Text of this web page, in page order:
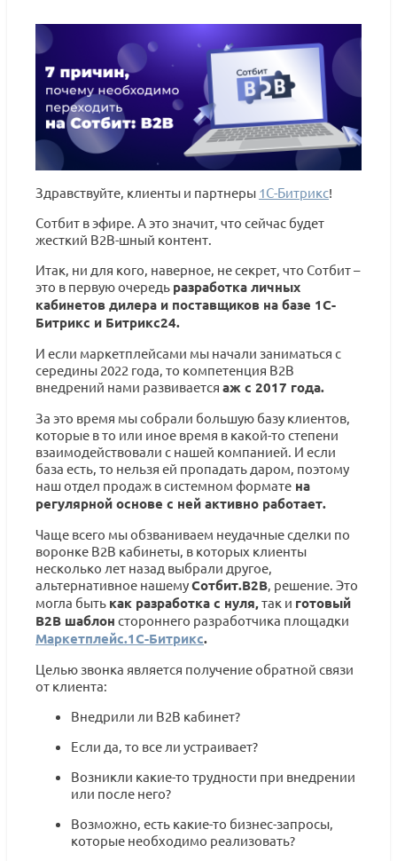
Здравствуйте, клиенты и партнеры 1С-Битрикс!
Сотбит в эфире. А это значит, что сейчас будет
жесткий B2B-шный контент.
Итак, ни для кого, наверное, не секрет, что Сотбит –
это в первую очередь разработка личных
кабинетов дилера и поставщиков на базе 1С-
Битрикс и Битрикс24.
И если маркетплейсами мы начали заниматься с
середины 2022 года, то компетенция B2B
внедрений нами развивается аж с 2017 года.
За это время мы собрали большую базу клиентов,
которые в то или иное время в какой-то степени
взаимодействовали с нашей компанией. И если
база есть, то нельзя ей пропадать даром, поэтому
наш отдел продаж в системном формате на
регулярной основе с ней активно работает.
Чаще всего мы обзваниваем неудачные сделки по
воронке B2B кабинеты, в которых клиенты
несколько лет назад выбрали другое,
альтернативное нашемуСотбит.B2B , решение. Это
могла быть как разработка с нуля,так и готовый
B2B шаблон стороннего разработчика площадки
Маркетплейс.1С-Битрикс.
Целью звонка является получение обратной связи
от клиента:
Внедрили ли B2B кабинет?
Если да, то все ли устраивает?
Возникли какие-то трудности при внедрении
или после него?
Возможно, есть какие-то бизнес-запросы,
которые необходимо реализовать?